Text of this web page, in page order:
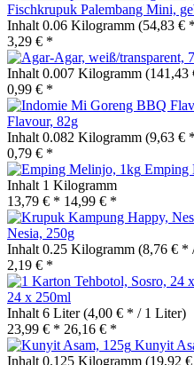
Fischkrupuk Palembang Mini,
Inhalt 0.06 Kilogramm (54,83 €
3,29 € *
Inhalt 0.007 Kilogramm (141,43
0,99 € *
Flavour, 82g
Inhalt 0.082 Kilogramm (9,63 €
0,79 € *
Emping
Inhalt 1 Kilogramm
13,79 € * 14,99 € *
Nesia, 250g
Inhalt 0.25 Kilogramm (8,76 € *
2,19 € *
24 x 250ml
Inhalt 6 Liter(4,00 € * / 1 Liter)
23,99 € * 26,16 € *
Kunyit
Inhalt 0.125 Kilogramm (19,92